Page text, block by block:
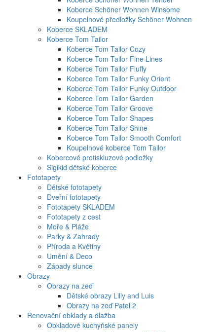
Koberce Schöner Wohnen Winsome
Koupelnové předložky Schöner Wohnen
Koberce SKLADEM
Koberce Tom Tailor
Koberce Tom Tailor Cozy
Koberce Tom Tailor Fine Lines
Koberce Tom Tailor Fluffy
Koberce Tom Tailor Funky Orient
Koberce Tom Tailor Funky Outdoor
Koberce Tom Tailor Garden
Koberce Tom Tailor Groove
Koberce Tom Tailor Shapes
Koberce Tom Tailor Shine
Koberce Tom Tailor Smooth Comfort
Koupelnové koberce Tom Tailor
Kobercové protiskluzové podložky
Sigikid dětské koberce
Fototapety
Dětské fototapety
Dveřní fototapety
Fototapety SKLADEM
Fototapety z cest
Moře & Pláže
Parky & Zahrady
Příroda a Květiny
Umění & Deco
Západy slunce
Obrazy
Obrazy na zeď
Dětské obrazy Lilly and Luis
Obrazy na zeď Patel 2
Renovační obklady a dlažba
Obkladové kuchyňské panely